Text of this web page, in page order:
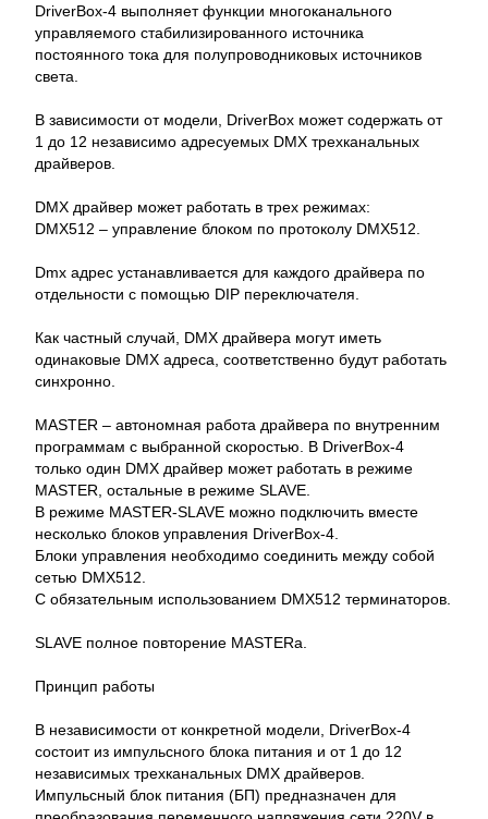
DriverBox-4 выполняет функции многоканального
управляемого стабилизированного источника
постоянного тока для полупроводниковых источников
света.
В зависимости от модели, DriverBox может содержать от
1 до 12 независимо адресуемых DMX трехканальных
драйверов.
DMX драйвер может работать в трех режимах:
DMX512 – управление блоком по протоколу DMX512.
Dmx адрес устанавливается для каждого драйвера по
отдельности с помощью DIP переключателя.
Как частный случай, DMX драйвера могут иметь
одинаковые DMX адреса, соответственно будут работать
синхронно.
MASTER – автономная работа драйвера по внутренним
программам с выбранной скоростью. В DriverBox-4
только один DMX драйвер может работать в режиме
MASTER, остальные в режиме SLAVE.
В режиме MASTER-SLAVE можно подключить вместе
несколько блоков управления DriverBox-4.
Блоки управления необходимо соединить между собой
сетью DMX512.
С обязательным использованием DMX512 терминаторов.
SLAVE полное повторение MASTERа.
Принцип работы
В независимости от конкретной модели, DriverBox-4
состоит из импульсного блока питания и от 1 до 12
независимых трехканальных DMX драйверов.
Импульсный блок питания (БП) предназначен для